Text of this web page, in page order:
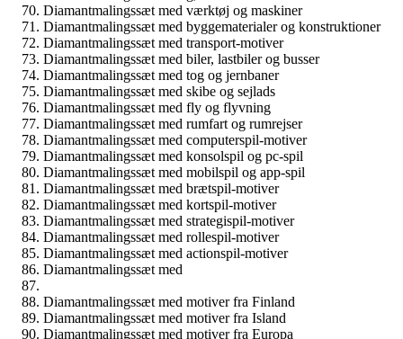
Diamantmalingssæt med værktøj og maskiner
Diamantmalingssæt med byggematerialer og konstruktioner
Diamantmalingssæt med transport-motiver
Diamantmalingssæt med biler, lastbiler og busser
Diamantmalingssæt med tog og jernbaner
Diamantmalingssæt med skibe og sejlads
Diamantmalingssæt med fly og flyvning
Diamantmalingssæt med rumfart og rumrejser
Diamantmalingssæt med computerspil-motiver
Diamantmalingssæt med konsolspil og pc-spil
Diamantmalingssæt med mobilspil og app-spil
Diamantmalingssæt med brætspil-motiver
Diamantmalingssæt med kortspil-motiver
Diamantmalingssæt med strategispil-motiver
Diamantmalingssæt med rollespil-motiver
Diamantmalingssæt med actionspil-motiver
Diamantmalingssæt med
Diamantmalingssæt med motiver fra Finland
Diamantmalingssæt med motiver fra Island
Diamantmalingssæt med motiver fra Europa